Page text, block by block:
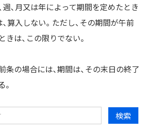
、月又は年によって期間を定めたとき
算入しない。ただし、その期間が午前
は、この限りでない。
の場合には、期間は、その末日の終了